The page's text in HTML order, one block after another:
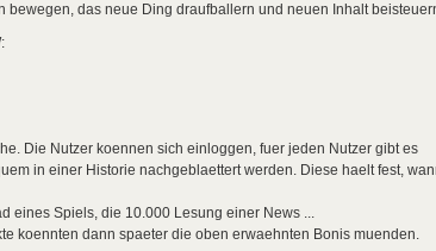
bewegen, das neue Ding draufballern und neuen Inhalt
Die Nutzer koennen sich einloggen, fuer jeden Nutzer gibt es
in einer Historie nachgeblaettert werden. Diese haelt fest,
eines Spiels, die 10.000 Lesung einer News ...
koennten dann spaeter die oben erwaehnten Bonis muenden.